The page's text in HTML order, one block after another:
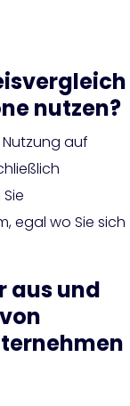
nutzen?
auf
egal wo Sie sich
aus und